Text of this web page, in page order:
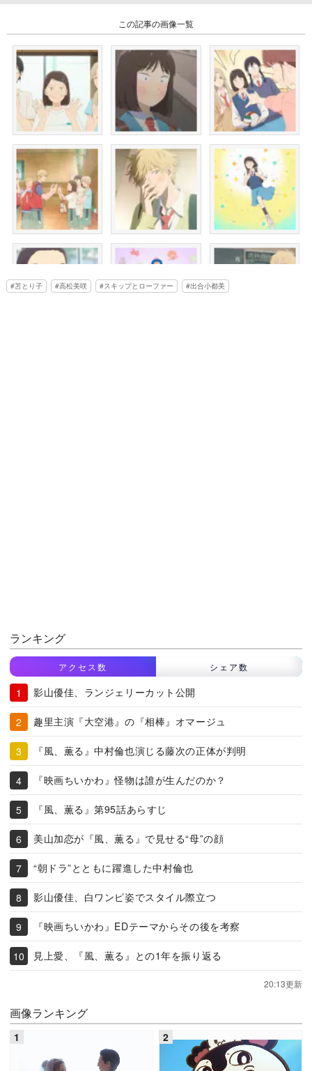
この記事の画像一覧
苫とり子 高松美咲 スキップとローファー 出合小都美
ランキング
アクセス数 シェア数
影山優佳、ランジェリーカット公開
趣里主演『大空港』の『相棒』オマージュ
『風、薫る』中村倫也演じる藤次の正体が判明
『映画ちいかわ』怪物は誰が生んだのか？
『風、薫る』第95話あらすじ
美山加恋が『風、薫る』で見せる“母”の顔
“朝ドラ”とともに躍進した中村倫也
影山優佳、白ワンピ姿でスタイル際立つ
『映画ちいかわ』EDテーマからその後を考察
見上愛、『風、薫る』との1年を振り返る
20:13更新
画像ランキング